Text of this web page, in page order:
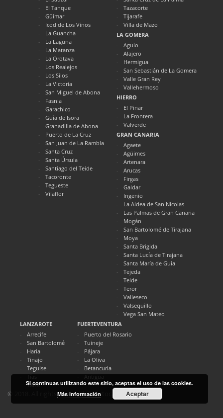
El Tanque
Güímar
Icod de Los Vinos
La Guancha
La Laguna
La Matanza
La Orotava
Los Realejos
Los Silos
La Victoria
San Miguel de Abona
Fasnia
Garachico
Guía de Isora
Granadilla de Abona
Puerto de La Cruz
San Juan de La Rambla
Santa Cruz
Santa Úrsula
Santiago del Teide
Tacoronte
Tegueste
Vilaflor
Tazacorte
Tijarafe
Villa de Mazo
LA GOMERA
Agulo
Alajero
Hermigua
San Sebastián de La Gomera
Valle Gran Rey
Vallehermoso
HIERRO
El Pinar
La Frontera
Valverde
GRAN CANARIA
Agaete
Agüimes
Artenara
Arucas
Firgas
Galdar
Ingenio
La Aldea de San Nicolas
Las Palmas de Gran Canaria
Mogán
San Bartolomé de Tirajana
Moya
Santa Brigida
Santa Lucía de Tirajana
Santa María de Guía
Tejeda
Telde
Teror
Valleseco
Valsequillo
Vega San Mateo
LANZAROTE
Arrecife
San Bartolomé
Haria
Tinajo
Teguise
Tías
Yaiza
FUERTEVENTURA
Puerto del Rosario
Tuineje
Pájara
La Oliva
Betancuria
Antigua
© 2018. All rights reserved. Directocanarias.com
Si continuas utilizando este sitio, aceptas el uso de las cookies.
Más información
Aceptar